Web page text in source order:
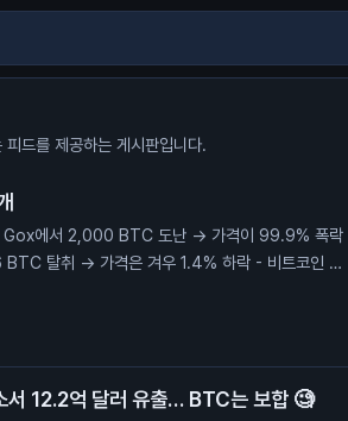
드를 제공하는 게시판입니다.
Gox에서 2,000 BTC 도난 → 가격이 99.9% 폭락
탈취 → 가격은 겨우 1.4% 하락 - 비트코인 진
서 12.2억 달러 유출… BTC는 보합 🧐